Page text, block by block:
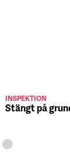
INSPEKTION
Stängt på